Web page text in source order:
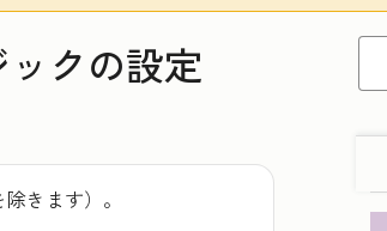
クの設定
きます）。